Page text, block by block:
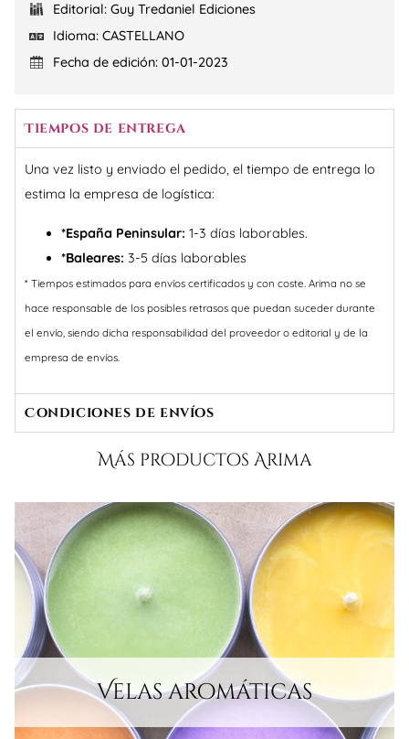
Editorial: Guy Tredaniel Ediciones
Idioma: CASTELLANO
Fecha de edición: 01-01-2023
Tiempos de entrega
Una vez listo y enviado el pedido, el tiempo de entrega lo
estima la empresa de logística:
*España Peninsular: 1-3 días laborables.
*Baleares: 3-5 días laborables
* Tiempos estimados para envíos certificados y con coste. Arima no se
hace responsable de los posibles retrasos que puedan suceder durante
el envío, siendo dicha responsabilidad del proveedor o editorial y de la
empresa de envíos.
Condiciones de envíos
Más productos Arima
Velas aromáticas